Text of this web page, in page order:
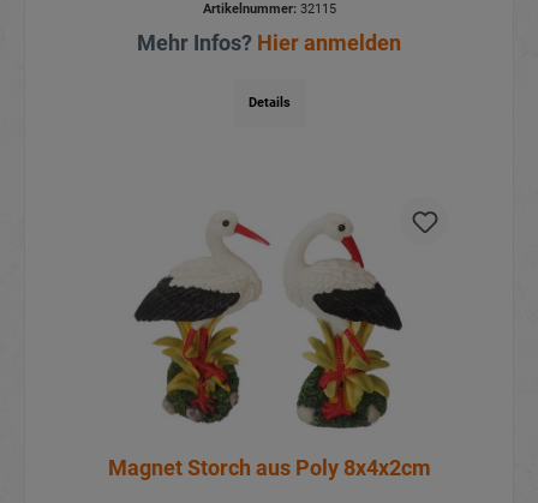
Artikelnummer:32115
Mehr Infos? Hier anmelden
Details
Magnet Storch aus Poly 8x4x2cm